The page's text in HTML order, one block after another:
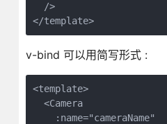
  />
</template>
v-bind 可以用简写形式 :
<template>
  <Camera
    :name="cameraName"